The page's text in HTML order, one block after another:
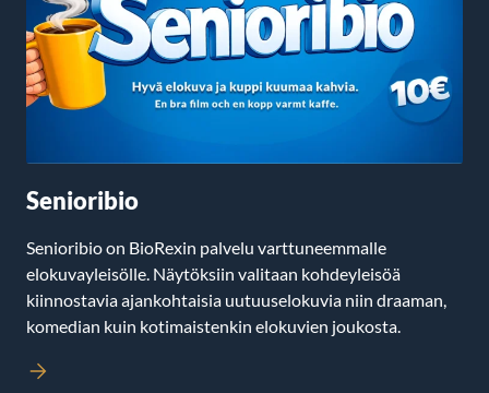
Senioribio
Senioribio on BioRexin palvelu varttuneemmalle
elokuvayleisölle. Näytöksiin valitaan kohdeyleisöä
kiinnostavia ajankohtaisia uutuuselokuvia niin draaman,
komedian kuin kotimaistenkin elokuvien joukosta.